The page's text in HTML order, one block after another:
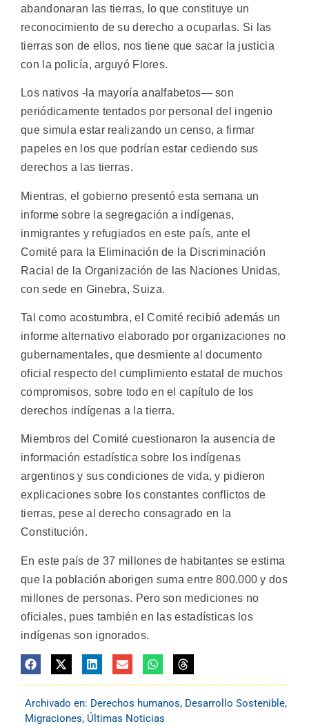
abandonaran las tierras, lo que constituye un
reconocimiento de su derecho a ocuparlas. Si las
tierras son de ellos, nos tiene que sacar la justicia
con la policía, arguyó Flores.
Los nativos -la mayoría analfabetos— son
periódicamente tentados por personal del ingenio
que simula estar realizando un censo, a firmar
papeles en los que podrían estar cediendo sus
derechos a las tierras.
Mientras, el gobierno presentó esta semana un
informe sobre la segregación a indígenas,
inmigrantes y refugiados en este país, ante el
Comité para la Eliminación de la Discriminación
Racial de la Organización de las Naciones Unidas,
con sede en Ginebra, Suiza.
Tal como acostumbra, el Comité recibió además un
informe alternativo elaborado por organizaciones no
gubernamentales, que desmiente al documento
oficial respecto del cumplimiento estatal de muchos
compromisos, sobre todo en el capítulo de los
derechos indígenas a la tierra.
Miembros del Comité cuestionaron la ausencia de
información estadística sobre los indígenas
argentinos y sus condiciones de vida, y pidieron
explicaciones sobre los constantes conflictos de
tierras, pese al derecho consagrado en la
Constitución.
En este país de 37 millones de habitantes se estima
que la población aborigen suma entre 800.000 y dos
millones de personas. Pero son mediciones no
oficiales, pues también en las estadísticas los
indígenas son ignorados.
Archivado en: Derechos humanos, Desarrollo Sostenible,
Migraciones, Últimas Noticias